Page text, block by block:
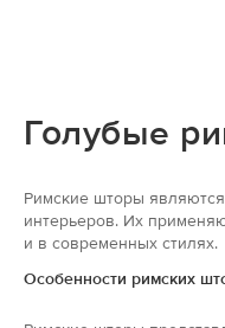
Голубые
Римские шторы
интерьеров. Их
и в современных стилях.
Особенности римских